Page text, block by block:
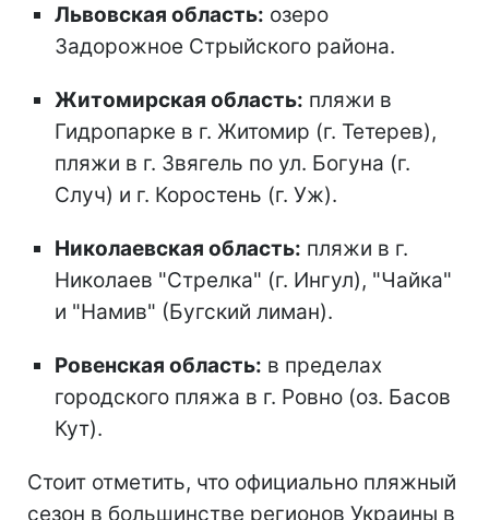
Львовская область: озеро
Задорожное Стрыйского района.
Житомирская область: пляжи в
Гидропарке в г. Житомир (г. Тетерев),
пляжи в г. Звягель по ул. Богуна (г.
Случ) и г. Коростень (г. Уж).
Николаевская область: пляжи в г.
Николаев "Стрелка" (г. Ингул), "Чайка"
и "Намив" (Бугский лиман).
Ровенская область: в пределах
городского пляжа в г. Ровно (оз. Басов
Кут).
Стоит отметить, что официально пляжный
сезон в большинстве регионов Украины в